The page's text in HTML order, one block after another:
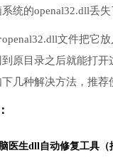
统的openal32.dll丢
文件把它
原目录之后就能打
几种解决方法，推荐
医生dll自动修复工具（